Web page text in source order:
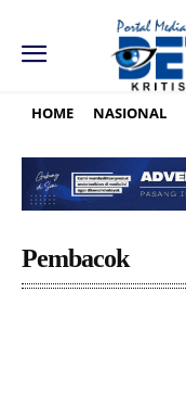
HOME NASIONAL
Pembacok